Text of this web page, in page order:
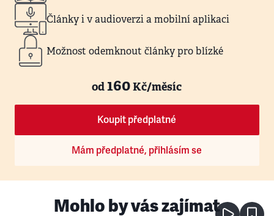
Články i v audioverzi a mobilní aplikaci
Možnost odemknout články pro blízké
od160Kč/měsíc
Koupit předplatné
Mám předplatné, přihlásím se
Mohlo by vás zajímat